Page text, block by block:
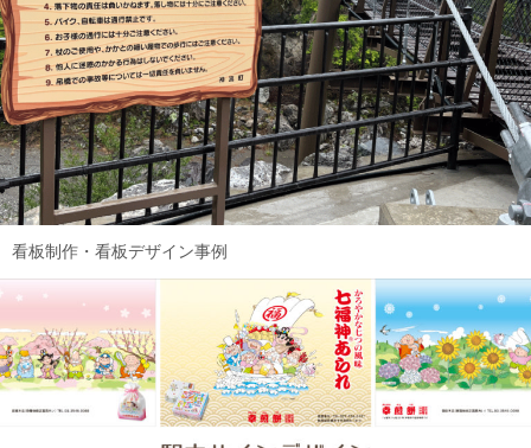
看板制作・看板デザイン事例